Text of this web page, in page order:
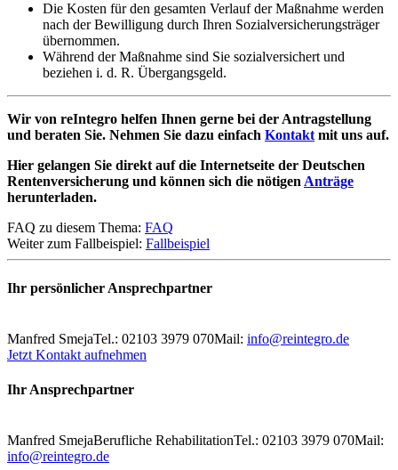
Die Kosten für den gesamten Verlauf der Maßnahme werden
nach der Bewilligung durch Ihren Sozialversicherungsträger
übernommen.
Während der Maßnahme sind Sie sozialversichert und
beziehen i. d. R. Übergangsgeld.
Wir von reIntegro helfen Ihnen gerne bei der Antragstellung
und beraten Sie. Nehmen Sie dazu einfach Kontakt mit uns auf.
Hier gelangen Sie direkt auf die Internetseite der Deutschen
Rentenversicherung und können sich die nötigen Anträge
herunterladen.
FAQ zu diesem Thema: FAQ
Weiter zum Fallbeispiel: Fallbeispiel
Ihr persönlicher Ansprechpartner
Manfred SmejaTel.: 02103 3979 070Mail: info@reintegro.de
Jetzt Kontakt aufnehmen
Ihr Ansprechpartner
Manfred SmejaBerufliche RehabilitationTel.: 02103 3979 070Mail:
info@reintegro.de